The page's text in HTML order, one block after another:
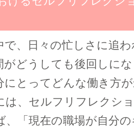
で、日々の忙しさに追
がどうしても後回しに
にとってどんな働き方
は、セルフリフレクシ
、「現在の職場が自分